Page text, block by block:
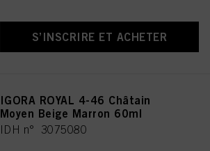
S’INSCRIRE ET ACHETER
IGORA ROYAL 4-46 Châtain
Moyen Beige Marron 60ml
IDH n° 3075080